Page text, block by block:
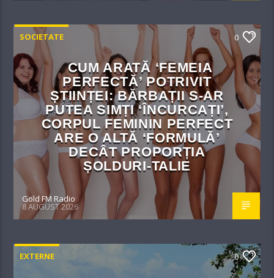
SOCIETATE 0
CUM ARATĂ ‘FEMEIA
PERFECTĂ’ POTRIVIT
ȘTIINȚEI: BĂRBAȚII S-AR
PUTEA SIMȚI ‘ÎNCURCAȚI’,
CORPUL FEMININ PERFECT
ARE O ALTĂ ‘FORMULĂ’
DECÂT PROPORȚIA
ȘOLDURI-TALIE
Gold FM Radio
8 AUGUST 2026
EXTERNE 0